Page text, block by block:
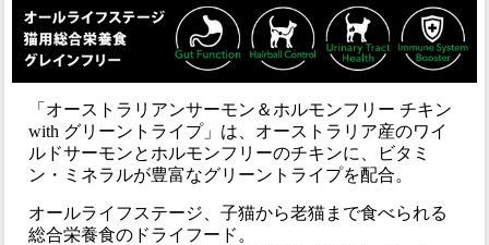
「オーストラリアンサーモン＆ホルモンフリー チキン
with グリーントライプ」は、オーストラリア産のワイ
ルドサーモンとホルモンフリーのチキンに、ビタミ
ン・ミネラルが豊富なグリーントライプを配合。
オールライフステージ、子猫から老猫まで食べられる
総合栄養食のドライフード。